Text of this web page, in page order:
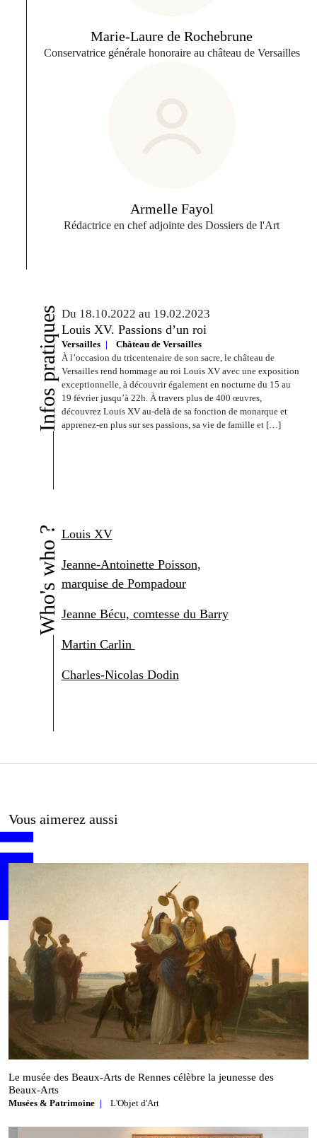
Marie-Laure de Rochebrune
Conservatrice générale honoraire au château de Versailles
Armelle Fayol
Rédactrice en chef adjointe des Dossiers de l'Art
Infos pratiques Du 18.10.2022 au 19.02.2023
Louis XV. Passions d’un roi
Versailles
Château de Versailles
À l’occasion du tricentenaire de son sacre, le château de
Versailles rend hommage au roi Louis XV avec une exposition
exceptionnelle, à découvrir également en nocturne du 15 au
19 février jusqu’à 22h. À travers plus de 400 œuvres,
découvrez Louis XV au-delà de sa fonction de monarque et
apprenez-en plus sur ses passions, sa vie de famille et […]
Who's who ? Louis XV
Jeanne-Antoinette Poisson,
marquise de Pompadour
Jeanne Bécu, comtesse du Barry
Martin Carlin
Charles-Nicolas Dodin
Vous aimerez aussi
Le musée des Beaux‑Arts de Rennes célèbre la jeunesse des
Beaux‑Arts
Musées & Patrimoine L'Objet d'Art